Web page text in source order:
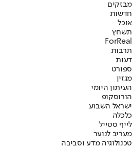
מבזקים
חדשות
אוכל
תשחץ
ForReal
תרבות
דעות
ספורט
מגזין
העיתון היומי
הורוסקופ
ישראל השבוע
כלכלה
לייף סטייל
מעריב לנוער
טכנולוגיה מדע וסביבה